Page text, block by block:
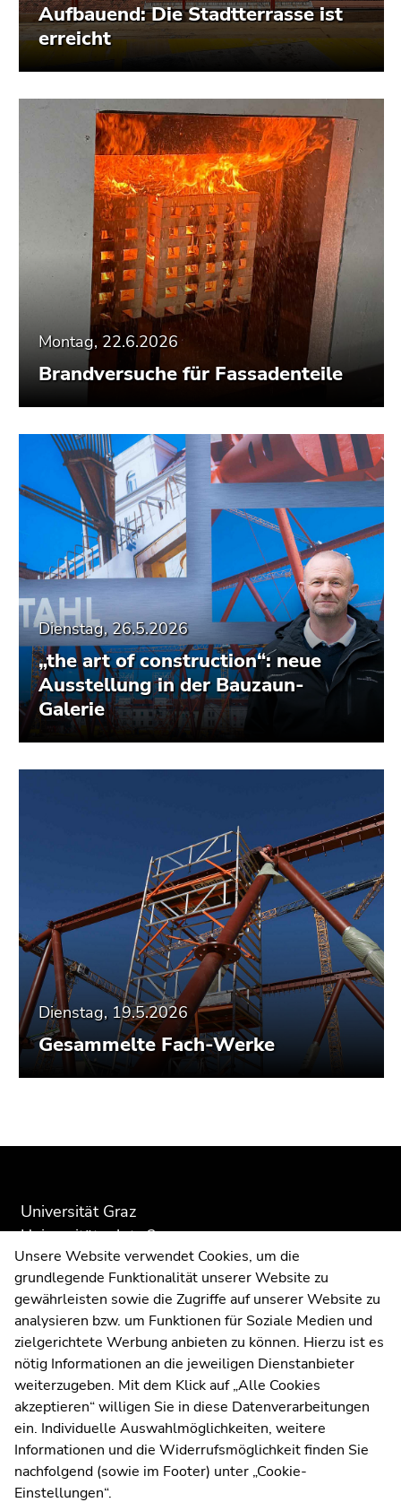
Aufbauend: Die Stadtterrasse ist
erreicht
Montag, 22.6.2026
Brandversuche für Fassadenteile
Dienstag, 26.5.2026
„the art of construction“: neue
Ausstellung in der Bauzaun-
Galerie
Dienstag, 19.5.2026
Gesammelte Fach-Werke
des
Universität Graz
Universitätsplatz 3
8010 Graz
Anfahrt und Kontakt
Kommunikation und Öffentlichkeitsarbeit
Moodle
UNIGRAZonline
Impressum
Datenschutzerklärung
Cookie-Einstellungen
dieses
Übersicht
der
Seitenbereiche
dieses
Übersicht
der
Seitenbereiche
Unsere Website verwendet Cookies, um die
grundlegende Funktionalität unserer Website zu
gewährleisten sowie die Zugriffe auf unserer Website zu
analysieren bzw. um Funktionen für Soziale Medien und
zielgerichtete Werbung anbieten zu können. Hierzu ist es
nötig Informationen an die jeweiligen Dienstanbieter
weiterzugeben. Mit dem Klick auf „Alle Cookies
akzeptieren“ willigen Sie in diese Datenverarbeitungen
ein. Individuelle Auswahlmöglichkeiten, weitere
Informationen und die Widerrufsmöglichkeit finden Sie
nachfolgend (sowie im Footer) unter „Cookie-
Einstellungen“.